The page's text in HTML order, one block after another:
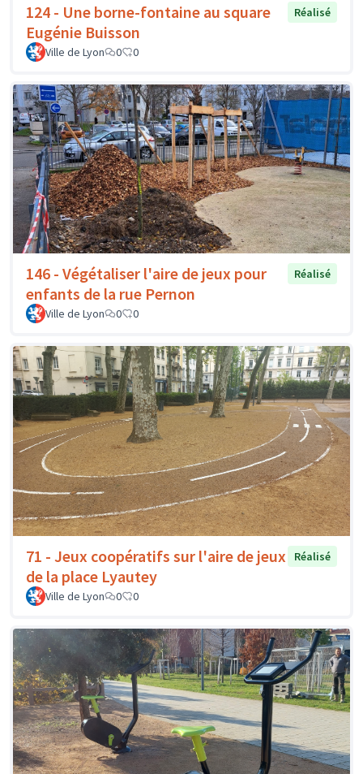
124 - Une borne-fontaine au square
Eugénie Buisson
Réalisé
Ville de Lyon 0 0
146 - Végétaliser l'aire de jeux pour
enfants de la rue Pernon
Réalisé
Ville de Lyon 0 0
71 - Jeux coopératifs sur l'aire de jeux
de la place Lyautey
Réalisé
Ville de Lyon 0 0